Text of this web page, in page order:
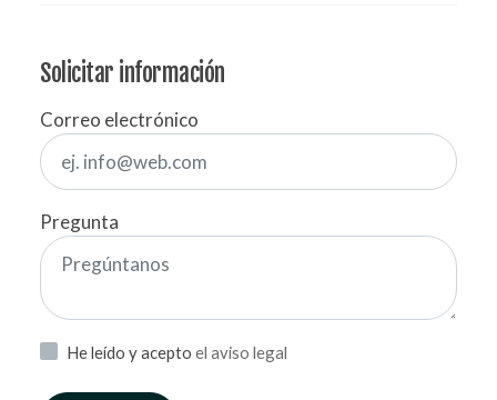
Solicitar información
Correo electrónico
Pregunta
He leído y acepto el aviso legal